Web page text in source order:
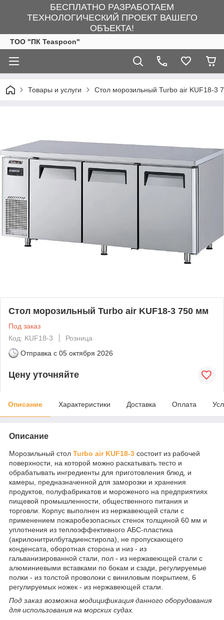
БЕСПЛАТНО РАЗРАБОТАЕМ
ТЕХНОЛОГИЧЕСКИЙ ПРОЕКТ ВАШЕГО
ОБЪЕКТА!
ТОО "ПК Teaspoon"
Товары и услуги Стол морозильный Turbo air KUF18-3
Стол морозильный Turbo air KUF18-3 750 мм
Под заказ
Код: KUF18-3
Розница
Отправка с 05 октября 2026
Цену уточняйте
Описание Характеристики Доставка Оплата
Описание
Морозильный стол Turbo air KUF18-3 состоит из рабочей
поверхности, на которой можно раскатывать тесто и
обрабатывать ингредиенты для приготовления блюд, и
камеры, предназначенной для заморозки и хранения
продуктов, полуфабрикатов и мороженого на предприятиях
пищевой промышленности, общественного питания и
торговли. Корпус выполнен из нержавеющей стали с
применением пожаробезопасных стенок толщиной 60 мм и
уплотнения из теплоэффективного АБС-пластика
(акрилонитрилбутадиенстирола), не пропускающего
конденсата, оборотная сторона и низ - из
гальванизированной стали, пол - из нержавеющей стали с
алюминиевыми вставками по бокам и сзади, регулируемые
полки - из толстой проволоки с виниловым покрытием, 6
регулируемых ножек - из нержавеющей стали.
Под заказ возможна модицификация данного оборудования
для использования на морских судах.